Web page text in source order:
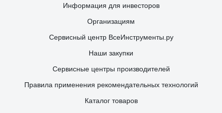
Информация для инвесторов
Организациям
Сервисный центр ВсеИнструменты.ру
Наши закупки
Сервисные центры производителей
Правила применения рекомендательных технологий
Каталог товаров